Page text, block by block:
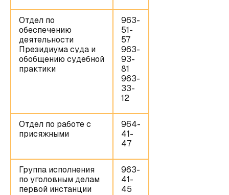
Отдел по
обеспечению
деятельности
Президиума суда и
обобщению судебной
практики
963-
51-
57
963-
93-
81
963-
33-
12
Отдел по работе с
присяжными
964-
41-
47
Группа исполнения
по уголовным делам
первой инстанции
963-
41-
45